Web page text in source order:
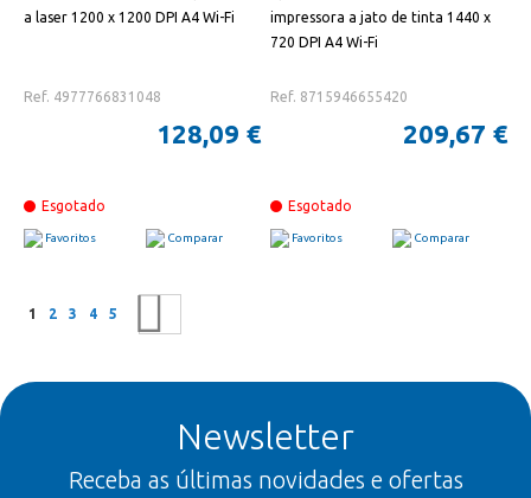
a laser 1200 x 1200 DPI A4 Wi-Fi
Ref. 4977766831048
128,09 €
Esgotado
Favoritos Comparar
impressora a jato de tinta 1440 x
720 DPI A4 Wi-Fi
Ref. 8715946655420
209,67 €
Esgotado
Favoritos Comparar
Página
Está a ler a página
1 Página
2 Página
3 Página
4 Página
5
Newsletter
Receba as últimas novidades e ofertas